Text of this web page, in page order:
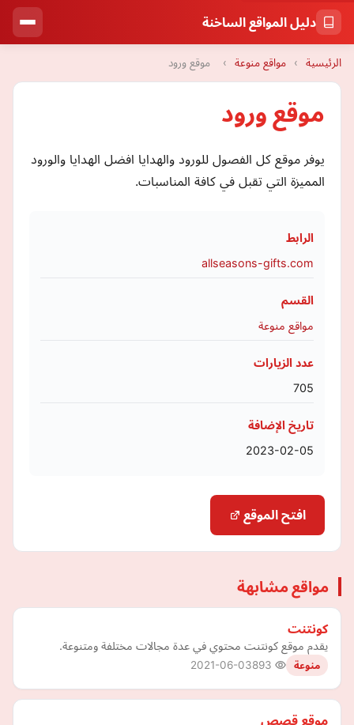
دليل المواقع الساخنة
الرئيسية › مواقع منوعة › موقع ورود
موقع ورود
يوفر موقع كل الفصول للورود والهدايا افضل الهدايا والورود
المميزة التي تقبل في كافة المناسبات.
الرابط
allseasons-gifts.com
القسم
مواقع منوعة
عدد الزيارات
705
تاريخ الإضافة
2023-02-05
افتح الموقع
مواقع مشابهة
كونتنت
يقدم موقع كونتنت محتوي في عدة مجالات مختلفة ومتنوعة.
منوعة 2021-06-03
موقع قصص